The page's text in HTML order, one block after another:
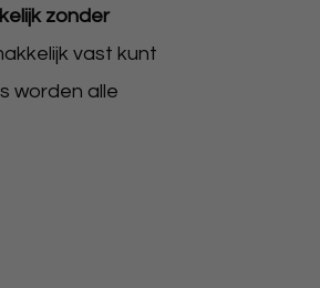
zonder
vast kunt
worden alle